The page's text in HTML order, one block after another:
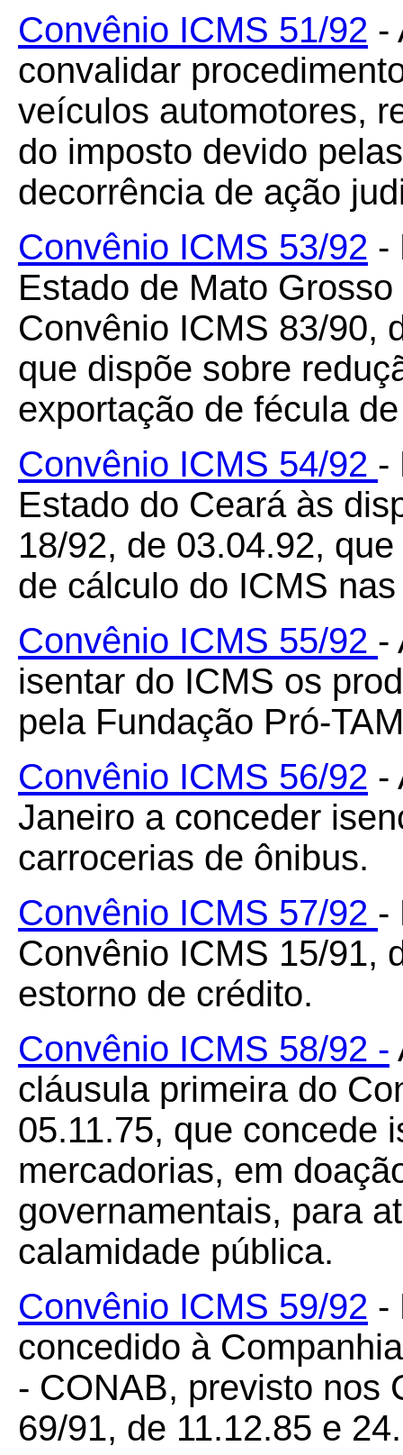
Convênio ICMS 51/92 -
convalidar
veículos automotores,
do imposto devido
decorrência de ação
Convênio ICMS 53/92 -
Estado de Mato
Convênio ICMS 83/90,
que dispõe sobre
exportação de fécula
Convênio ICMS 54/92 -
Estado do Ceará às
18/92, de 03.04.92,
de cálculo do ICMS
Convênio ICMS 55/92 -
isentar do ICMS os
pela Fundação Pró-
Convênio ICMS 56/92 -
Janeiro a conceder
carrocerias de ônibus.
Convênio ICMS 57/92 -
Convênio ICMS 15/91,
estorno de crédito.
Convênio ICMS 58/92 -
cláusula primeira do
05.11.75, que concede
mercadorias, em
governamentais, para
calamidade pública.
Convênio ICMS 59/92 -
concedido à
- CONAB, previsto nos
69/91, de 11.12.85 e